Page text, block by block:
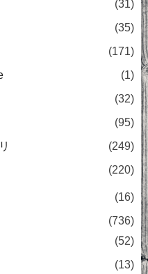
(31)
(35)
(171)
(1)
(32)
(95)
(249)
(220)
(16)
(736)
(52)
(13)